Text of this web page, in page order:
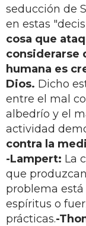
seducción de
en estas
cosa que
considerarse
humana es
Dios. Dicho
entre el mal
albedrío y el
actividad
contra la
-Lampert: La
que
problema
espíritus o
prácticas.-